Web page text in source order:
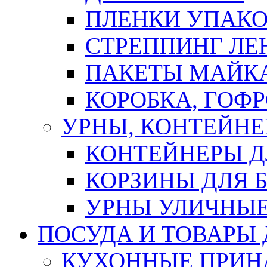
ПЛЕНКИ
СТРЕППИНГ
ПАКЕТЫ
КОРОБКА,
УРНЫ,
КОНТЕЙНЕРЫ
КОРЗИНЫ ДЛЯ
УРНЫ
ПОСУДА И ТОВАРЫ
КУХОННЫЕ